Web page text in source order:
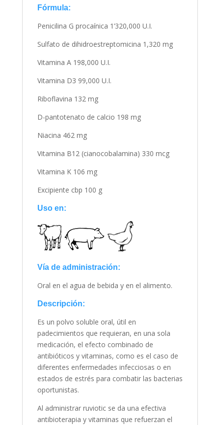
Fórmula:
Penicilina G procaínica 1’320,000 U.I.
Sulfato de dihidroestreptomicina 1,320 mg
Vitamina A 198,000 U.I.
Vitamina D3 99,000 U.I.
Riboflavina 132 mg
D-pantotenato de calcio 198 mg
Niacina 462 mg
Vitamina B12 (cianocobalamina) 330 mcg
Vitamina K 106 mg
Excipiente cbp 100 g
Uso en:
Vía de administración:
Oral en el agua de bebida y en el alimento.
Descripción:
Es un polvo soluble oral, útil en
padecimientos que requieran, en una sola
medicación, el efecto combinado de
antibióticos y vitaminas, como es el caso de
diferentes enfermedades infecciosas o en
estados de estrés para combatir las bacterias
oportunistas.
Al administrar ruviotic se da una efectiva
antibioterapia y vitaminas que refuerzan el